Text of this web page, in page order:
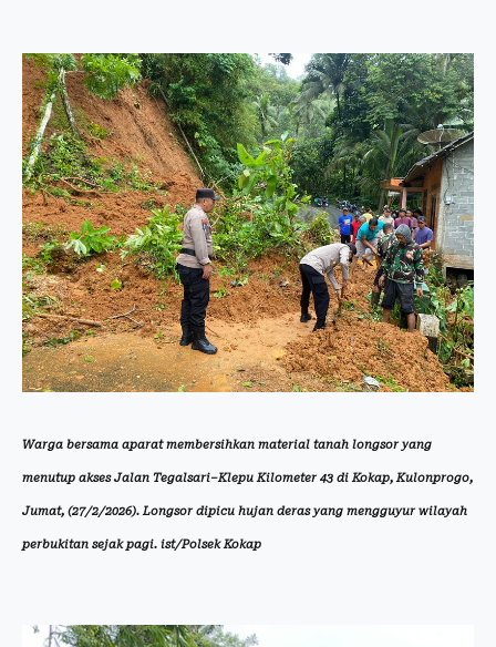
Warga bersama aparat membersihkan material tanah longsor yang
menutup akses Jalan Tegalsari–Klepu Kilometer 43 di Kokap, Kulonprogo,
Jumat, (27/2/2026). Longsor dipicu hujan deras yang mengguyur wilayah
perbukitan sejak pagi. ist/Polsek Kokap